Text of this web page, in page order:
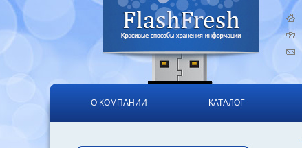
О КОМПАНИИ КАТАЛОГ